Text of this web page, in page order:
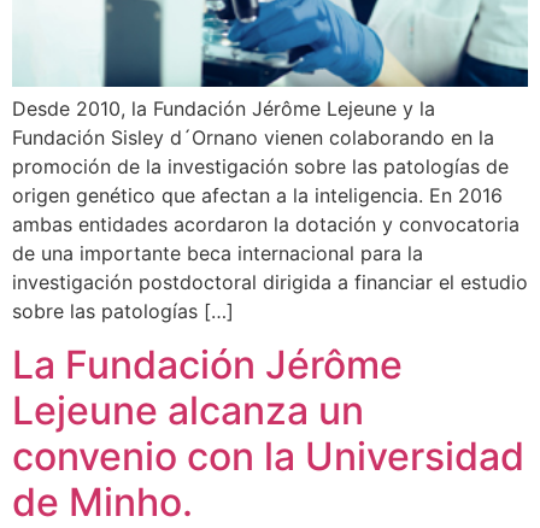
Desde 2010, la Fundación Jérôme Lejeune y la
Fundación Sisley d´Ornano vienen colaborando en la
promoción de la investigación sobre las patologías de
origen genético que afectan a la inteligencia. En 2016
ambas entidades acordaron la dotación y convocatoria
de una importante beca internacional para la
investigación postdoctoral dirigida a financiar el estudio
sobre las patologías […]
La Fundación Jérôme
Lejeune alcanza un
convenio con la Universidad
de Minho.